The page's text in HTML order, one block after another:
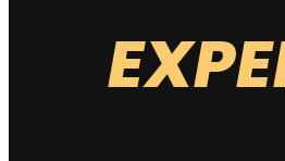
*Les notes du produits sont
mode de